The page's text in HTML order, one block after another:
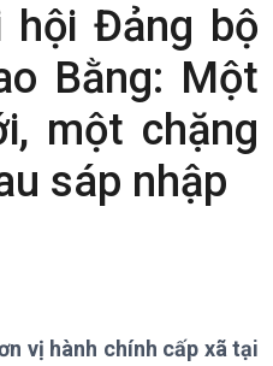
Thời sự
Thời sự 6h
Thời sự 12h
Thời sự 18h
Thời sự 21h30
Thế giới
hội Đảng bộ
Bằng: Một
một chặng
sáp nhập
vị hành chính cấp xã tại